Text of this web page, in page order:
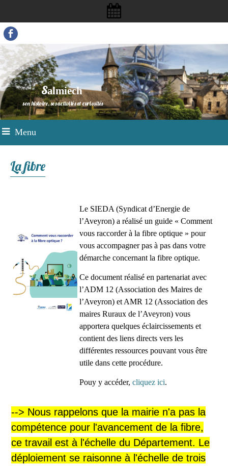
Salmiech
son histoire, ses activités et curiosités
Menu
La fibre
Le SIEDA (Syndicat d’Energie de
l’Aveyron) a réalisé un guide « Comment
vous raccorder à la fibre optique » pour
vous accompagner pas à pas dans votre
démarche concernant la fibre optique.
Ce document réalisé en partenariat avec
l’ADM 12 (Association des Maires de
l’Aveyron) et AMR 12 (Association des
maires Ruraux de l’Aveyron) vous
apportera quelques éclaircissements et
contient des liens directs vers les
différentes ressources pouvant vous être
utile dans cette procédure.
Pouy y accéder,cliquez ici.
--> Nous rappelons que la mairie n'a pas la
compétence pour l'avancement de la fibre,
ce travail est à l'échelle du Département. Le
déploiement se raisonne à l'échelle de trois